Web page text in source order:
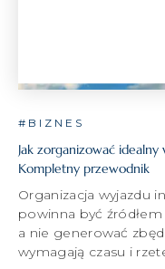
#BIZNES
Jak zorganizować
Kompletny przewodnik
Organizacja wyjazdu
powinna być
a nie generować
wymagają czasu i